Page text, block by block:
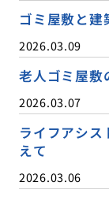
ゴミ屋敷と
2026.03.09
老人ゴミ屋敷
2026.03.07
ライフアシ
えて
2026.03.06